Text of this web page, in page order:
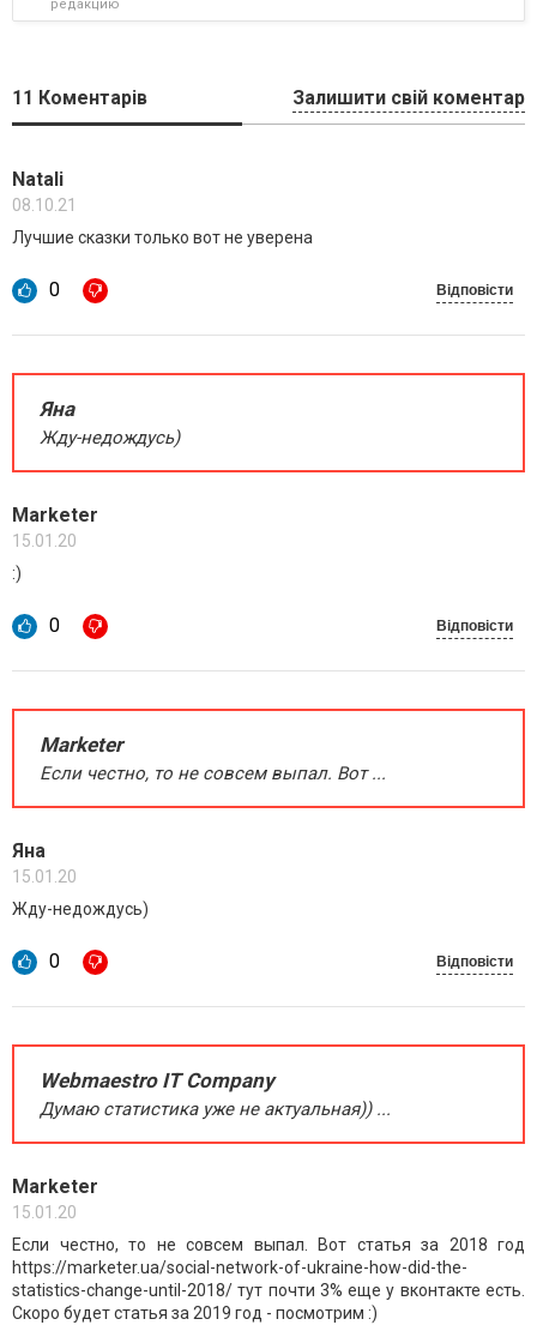
редакцию
11 Коментарів Залишити свій коментар
Natali
08.10.21
Лучшие сказки только вот не уверена
0 Відповісти
Яна
Жду-недождусь)
Marketer
15.01.20
:)
0 Відповісти
Marketer
Если честно, то не совсем выпал. Вот ...
Яна
15.01.20
Жду-недождусь)
0 Відповісти
Webmaestro IT Company
Думаю статистика уже не актуальная)) ...
Marketer
15.01.20
Если честно, то не совсем выпал. Вот статья за 2018 год
https://marketer.ua/social-network-of-ukraine-how-did-the-
statistics-change-until-2018/ тут почти 3% еще у вконтакте есть.
Скоро будет статья за 2019 год - посмотрим :)